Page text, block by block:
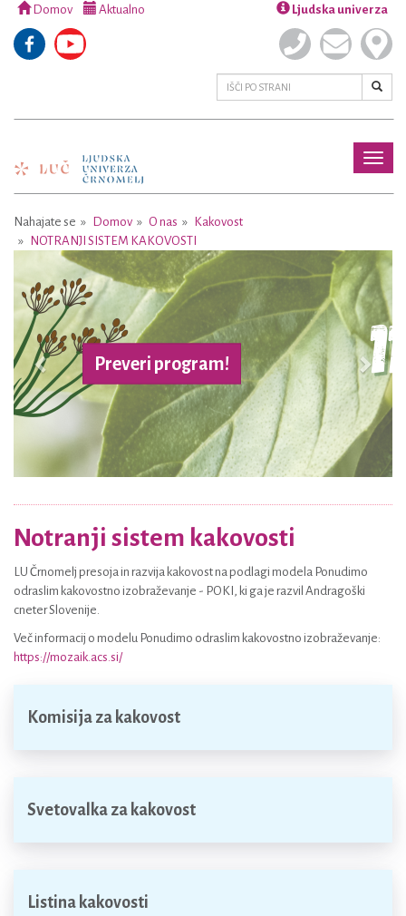
Domov Aktualno Ljudska univerza
Nahajate se Domov O nas
Kakovost
NOTRANJI SISTEM KAKOVOSTI
Preveri program!
Previous Next
Notranji sistem kakovosti
LU Črnomelj presoja in razvija kakovost na podlagi modela Ponudimo
odraslim kakovostno izobraževanje - POKI, ki ga je razvil Andragoški
cneter Slovenije.
Več informacij o modelu Ponudimo odraslim kakovostno izobraževanje:
https://mozaik.acs.si/
Komisija za kakovost
Svetovalka za kakovost
Listina kakovosti